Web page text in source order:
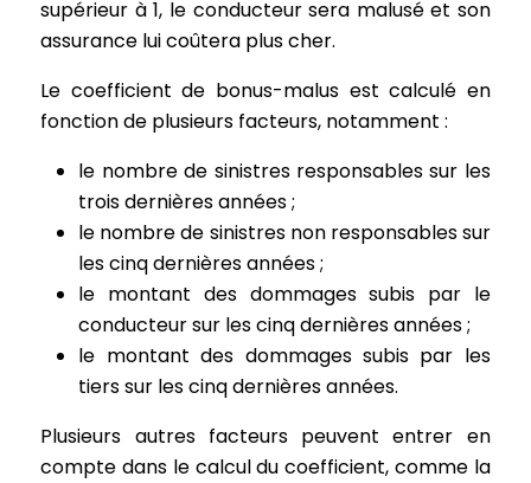
supérieur à 1, le conducteur sera malusé et son
assurance lui coûtera plus cher.
Le coefficient de bonus-malus est calculé en
fonction de plusieurs facteurs, notamment :
le nombre de sinistres responsables sur les
trois dernières années ;
le nombre de sinistres non responsables sur
les cinq dernières années ;
le montant des dommages subis par le
conducteur sur les cinq dernières années ;
le montant des dommages subis par les
tiers sur les cinq dernières années.
Plusieurs autres facteurs peuvent entrer en
compte dans le calcul du coefficient, comme la